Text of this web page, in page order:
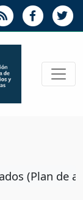
(Plan de